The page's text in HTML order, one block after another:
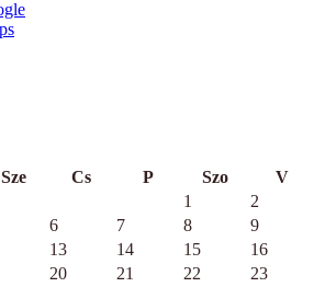
Sze Cs P Szo
V
1
2
6 7 8
9
13 14 15
16
20 21 22
23